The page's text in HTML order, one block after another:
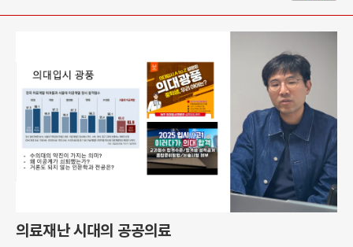
의료재난 시대의 공공의료